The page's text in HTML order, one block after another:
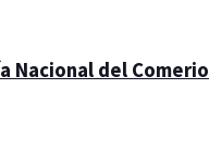
Nacional del Comerio